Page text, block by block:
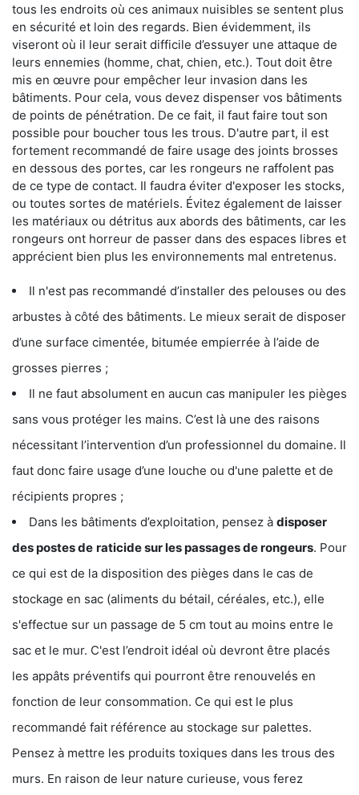
tous les endroits où ces animaux nuisibles se sentent plus
en sécurité et loin des regards. Bien évidemment, ils
viseront où il leur serait difficile d’essuyer une attaque de
leurs ennemies (homme, chat, chien, etc.). Tout doit être
mis en œuvre pour empêcher leur invasion dans les
bâtiments. Pour cela, vous devez dispenser vos bâtiments
de points de pénétration. De ce fait, il faut faire tout son
possible pour boucher tous les trous. D'autre part, il est
fortement recommandé de faire usage des joints brosses
en dessous des portes, car les rongeurs ne raffolent pas
de ce type de contact. Il faudra éviter d'exposer les stocks,
ou toutes sortes de matériels. Évitez également de laisser
les matériaux ou détritus aux abords des bâtiments, car les
rongeurs ont horreur de passer dans des espaces libres et
apprécient bien plus les environnements mal entretenus.
Il n'est pas recommandé d’installer des pelouses ou des
arbustes à côté des bâtiments. Le mieux serait de disposer
d’une surface cimentée, bitumée empierrée à l’aide de
grosses pierres ;
Il ne faut absolument en aucun cas manipuler les pièges
sans vous protéger les mains. C’est là une des raisons
nécessitant l’intervention d’un professionnel du domaine. Il
faut donc faire usage d’une louche ou d'une palette et de
récipients propres ;
Dans les bâtiments d’exploitation, pensez à disposer
des postes de raticide sur les passages de rongeurs. Pour
ce qui est de la disposition des pièges dans le cas de
stockage en sac (aliments du bétail, céréales, etc.), elle
s'effectue sur un passage de 5 cm tout au moins entre le
sac et le mur. C'est l’endroit idéal où devront être placés
les appâts préventifs qui pourront être renouvelés en
fonction de leur consommation. Ce qui est le plus
recommandé fait référence au stockage sur palettes.
Pensez à mettre les produits toxiques dans les trous des
murs. En raison de leur nature curieuse, vous ferez